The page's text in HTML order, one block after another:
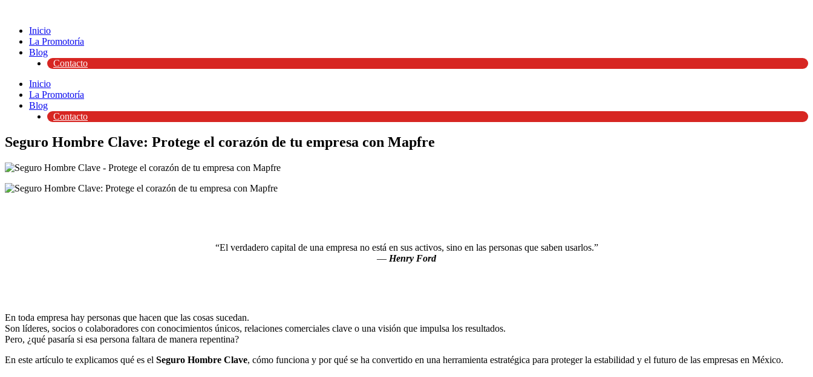
contenido
Inicio
La Promotoría
Blog
Contacto
Inicio
La Promotoría
Blog
Contacto
Seguro Hombre Clave: Protege el corazón de tu empresa con Mapfre
“El verdadero capital de una empresa no está en sus activos, sino en las personas que saben usarlos.”
— Henry Ford
En toda empresa hay personas que hacen que las cosas sucedan.
Son líderes, socios o colaboradores con conocimientos únicos, relaciones comerciales clave o una visión que impulsa los resultados.
Pero, ¿qué pasaría si esa persona faltara de manera repentina?
En este artículo te explicamos qué es el Seguro Hombre Clave, cómo funciona y por qué se ha convertido en una herramienta estratégica para proteger la estabilidad y el futuro de las empresas en México.